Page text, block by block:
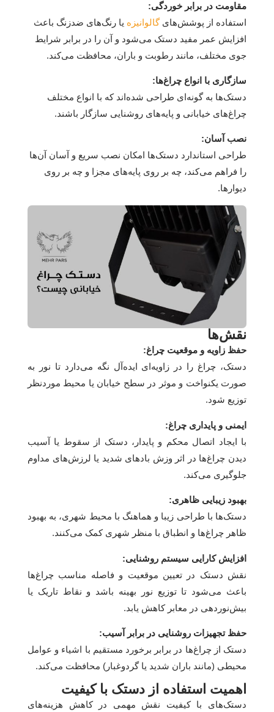
مقاومت در برابر خوردگی:
استفاده از پوشش‌هایگالوانیزه یا رنگ‌های ضدزنگ باعث
افزایش عمر مفید دستک می‌شود و آن را در برابر شرایط
جوی مختلف، مانند رطوبت و باران، محافظت می‌کند.
سازگاری با انواع چراغ‌ها:
دستک‌ها به گونه‌ای طراحی شده‌اند که با انواع مختلف
چراغ‌های خیابانی و پایه‌های روشنایی سازگار باشند.
نصب آسان:
طراحی استاندارد دستک‌ها امکان نصب سریع و آسان آن‌ها
را فراهم می‌کند، چه بر روی پایه‌های مجزا و چه بر روی
دیوارها.
نقش‌ها
حفظ زاویه و موقعیت چراغ:
دستک، چراغ را در زاویه‌ای ایده‌آل نگه می‌دارد تا نور به
صورت یکنواخت و موثر در سطح خیابان یا محیط موردنظر
توزیع شود.
ایمنی و پایداری چراغ:
با ایجاد اتصال محکم و پایدار، دستک از سقوط یا آسیب
دیدن چراغ‌ها در اثر وزش بادهای شدید یا لرزش‌های مداوم
جلوگیری می‌کند.
بهبود زیبایی ظاهری:
دستک‌ها با طراحی زیبا و هماهنگ با محیط شهری، به بهبود
ظاهر چراغ‌ها و انطباق با منظر شهری کمک می‌کنند.
افزایش کارایی سیستم روشنایی:
نقش دستک در تعیین موقعیت و فاصله مناسب چراغ‌ها
باعث می‌شود تا توزیع نور بهینه باشد و نقاط تاریک یا
بیش‌نوردهی در معابر کاهش یابد.
حفظ تجهیزات روشنایی در برابر آسیب:
دستک از چراغ‌ها در برابر برخورد مستقیم با اشیاء و عوامل
محیطی (مانند باران شدید یا گردوغبار) محافظت می‌کند.
اهمیت استفاده از دستک با کیفیت
دستک‌های با کیفیت نقش مهمی در کاهش هزینه‌های